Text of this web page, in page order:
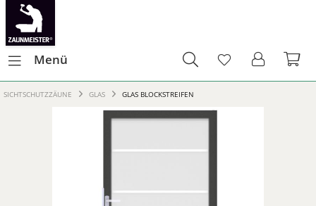
Menü
SICHTSCHUTZZÄUNE GLAS GLAS BLOCKSTREIFEN